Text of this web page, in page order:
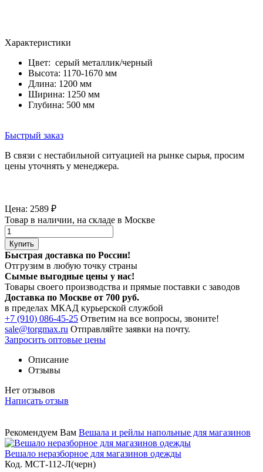
Характеристики
Цвет: серый металлик/черный
Высота: 1170-1670 мм
Длина: 1200 мм
Ширина: 1250 мм
Глубина: 500 мм
Быстрый заказ
В связи с нестабильной ситуацией на рынке сырья, просим
цены уточнять у менеджера.
Цена: 2589 ₽
Товар в наличии, на складе в Москве
Купить
Быстрая доставка по России!
Отгрузим в любую точку страны
Сымые выгодные цены у нас!
Товары своего производства и прямые поставки с заводов
Доставка по Москве от 700 руб.
в пределах МКАД курьерской службой
+7 (910) 086-45-25 Ответим на все вопросы, звоните!
sale@torgmax.ru Отправляйте заявки на почту.
Запросить оптовые цены
Описание
Отзывы
Нет отзывов
Написать отзыв
Рекомендуем Вам Вешала и рейлы напольные для магазинов
Вешало неразборное для магазинов одежды
Код. MСТ-112-Л(черн)